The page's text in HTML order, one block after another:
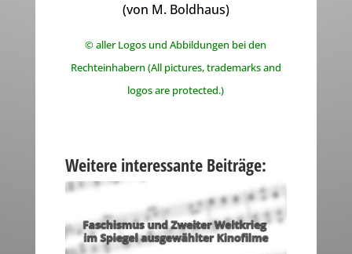
(von M. Boldhaus)
© aller Logos und Abbildungen bei den
Rechteinhabern (All pictures, trademarks and
logos are protected.)
Weitere interessante Beiträge: